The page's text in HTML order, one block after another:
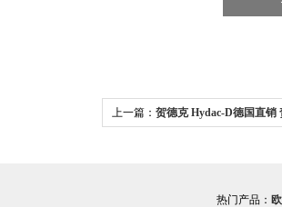
上一篇： 贺德克 Hydac-D德国直销
热门产品：